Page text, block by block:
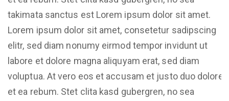
takimata sanctus est Lorem ipsum dolor sit amet.
Lorem ipsum dolor sit amet, consetetur sadipscing
elitr, sed diam nonumy eirmod tempor invidunt ut
labore et dolore magna aliquyam erat, sed diam
voluptua. At vero eos et accusam et justo duo dolores
et ea rebum. Stet clita kasd gubergren, no sea